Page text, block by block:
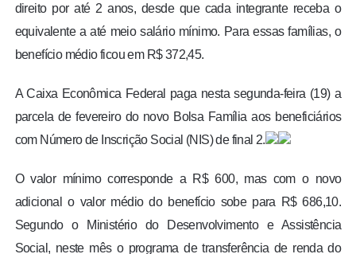
direito por até 2 anos, desde que cada integrante receba o
equivalente a até meio salário mínimo. Para essas famílias, o
benefício médio ficou em R$ 372,45.
A Caixa Econômica Federal paga nesta segunda-feira (19) a
parcela de fevereiro do novo Bolsa Família aos beneficiários
com Número de Inscrição Social (NIS) de final 2.
O valor mínimo corresponde a R$ 600, mas com o novo
adicional o valor médio do benefício sobe para R$ 686,10.
Segundo o Ministério do Desenvolvimento e Assistência
Social, neste mês o programa de transferência de renda do